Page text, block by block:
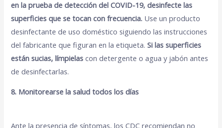
en la prueba de detección del COVID-19, desinfecte las
superficies que se tocan con frecuencia. Use un producto
desinfectante de uso doméstico siguiendo las instrucciones
del fabricante que figuran en la etiqueta.Si las superficies
están sucias, límpielas con detergente o agua y jabón antes
de desinfectarlas.
8. Monitorearse la salud todos los días
Ante la presencia de síntomas, los CDC recomiendan no